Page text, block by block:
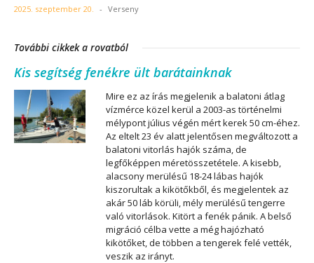
2025. szeptember 20. - Verseny
További cikkek a rovatból
Kis segítség fenékre ült barátainknak
Mire ez az írás megjelenik a balatoni átlag
vízmérce közel kerül a 2003-as történelmi
mélypont július végén mért kerek 50 cm-éhez.
Az eltelt 23 év alatt jelentősen megváltozott a
balatoni vitorlás hajók száma, de
legfőképpen méretösszetétele. A kisebb,
alacsony merülésű 18-24 lábas hajók
kiszorultak a kikötőkből, és megjelentek az
akár 50 láb körüli, mély merülésű tengerre
való vitorlások. Kitört a fenék pánik. A belső
migráció célba vette a még hajózható
kikötőket, de többen a tengerek felé vették,
veszik az irányt.